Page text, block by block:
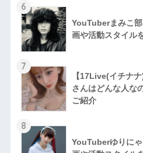
6
YouTuberまみこ
画や活動スタイル
7
【17Live(イチナ
さんはどんな人な
ご紹介
8
YouTuberゆりに